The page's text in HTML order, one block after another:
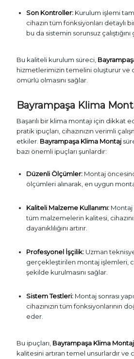
Son Kontroller:Kurulum işlemi
cihazın tüm fonksiyonları detaylı
bu da sistemin sorunsuz
Bu kaliteli kurulum süreci,
hizmetlerimizin temelini oluşturur ve
ömürlü olmasını sağlar.
Bayrampaşa Klima
Başarılı bir klima montajı için dikkat
pratik ipuçları, cihazınızın verimli
etkiler. Bayrampaşa Klima Montaj
bazı önemli ipuçları şunlardır:
Düzenli Ölçümler:Montaj
ölçümleri alınarak, en uygun
Kaliteli Malzeme Kullanımı:Montaj
tüm malzemelerin kalitesi,
dayanıklılığını artırır.
Profesyonel İşçilik:Uzman
gerçekleştirilen montaj işlemleri,
şekilde kurulmasını sağlar.
Sistem Testleri:Montaj sonrası
cihazınızın tüm fonksiyonlarının
eder.
Bu ipuçları, Bayrampaşa Klima Montaj
kalitesini artıran temel unsurlardır ve